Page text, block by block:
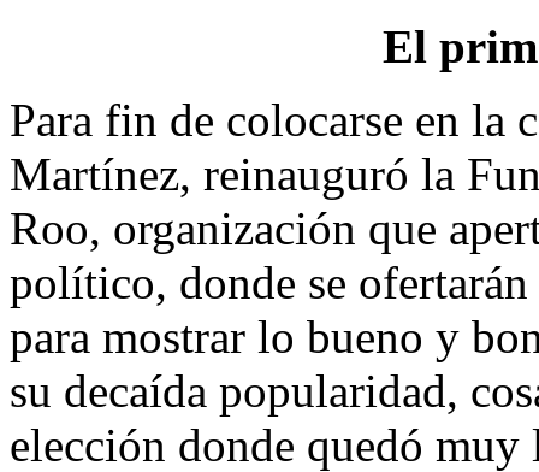
El
Para fin de colocarse en la
Martínez, reinauguró la
Roo, organización que
político, donde se
para mostrar lo bueno y
su decaída popularidad,
elección donde quedó